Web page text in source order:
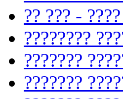
?? ??? -
????????
???????
???????